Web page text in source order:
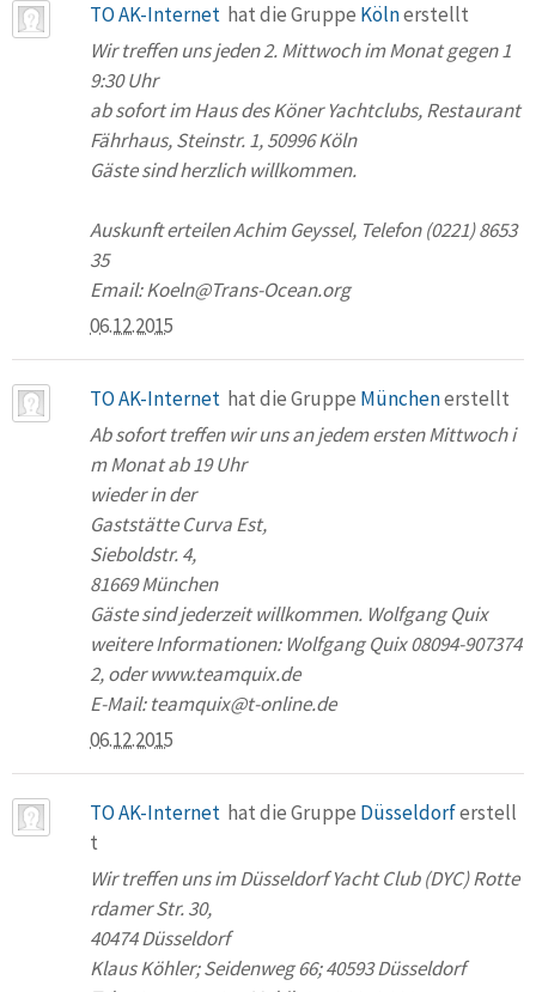
TO AK-Internet hat die Gruppe Kölnerstellt
Wir treffen uns jeden 2. Mittwoch im Monat gegen 1
9:30 Uhr
ab sofort im Haus des Köner Yachtclubs, Restaurant
Fährhaus, Steinstr. 1, 50996 Köln
Gäste sind herzlich willkommen.
Auskunft erteilen Achim Geyssel, Telefon (0221) 8653
35
Email: Koeln@Trans-Ocean.org
06.12.2015
TO AK-Internet hat die Gruppe Münchenerstellt
Ab sofort treffen wir uns an jedem ersten Mittwoch i
m Monat ab 19 Uhr
wieder in der
Gaststätte Curva Est,
Sieboldstr. 4,
81669 München
Gäste sind jederzeit willkommen. Wolfgang Quix
weitere Informationen: Wolfgang Quix 08094-907374
2, oder www.teamquix.de
E-Mail: teamquix@t-online.de
06.12.2015
TO AK-Internet hat die Gruppe Düsseldorferstell
t
Wir treffen uns im Düsseldorf Yacht Club (DYC) Rotte
rdamer Str. 30,
40474 Düsseldorf
Klaus Köhler; Seidenweg 66; 40593 Düsseldorf